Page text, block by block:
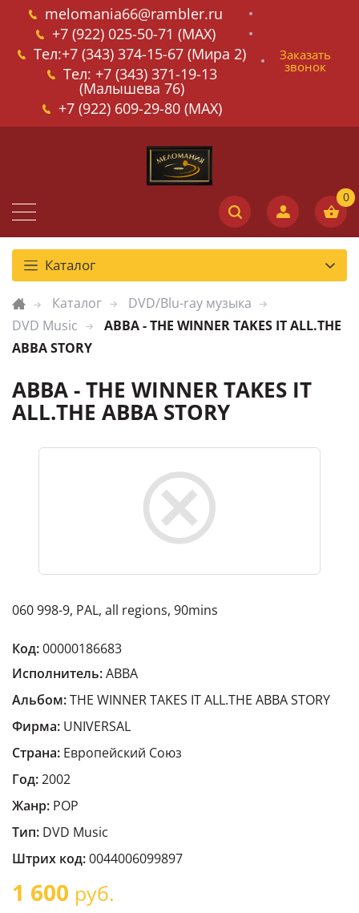
melomania66@rambler.ru
+7 (922) 025-50-71 (MAX)
Тел:+7 (343) 374-15-67 (Мира 2)
Тел: +7 (343) 371-19-13
(Малышева 76)
+7 (922) 609-29-80 (MAX)
Заказать
звонок
Каталог
Каталог
DVD/Blu-ray музыка
DVD Music
ABBA - THE WINNER TAKES IT ALL.THE
ABBA STORY
ABBA - THE WINNER TAKES IT
ALL.THE ABBA STORY
060 998-9, PAL, all regions, 90mins
Код:00000186683
Исполнитель:ABBA
Альбом:THE WINNER TAKES IT ALL.THE ABBA STORY
Фирма: UNIVERSAL
Страна: Европейский Cоюз
Год:2002
Жанр: POP
Тип: DVD Music
Штрих код:0044006099897
1 600 руб.